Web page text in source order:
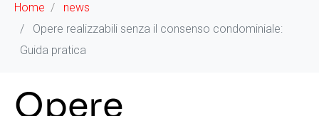
Home
news
Opere realizzabili senza il consenso condominiale:
Guida pratica
Opere